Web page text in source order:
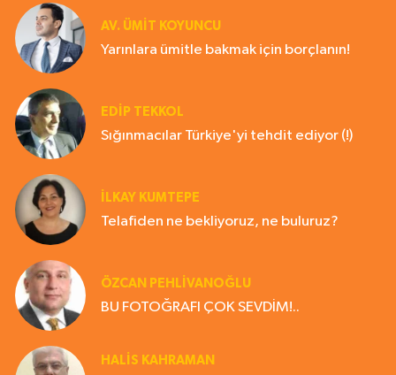
AV. ÜMIT KOYUNCU
Yarınlara ümitle bakmak için borçlanın!
EDIP TEKKOL
Sığınmacılar Türkiye'yi tehdit ediyor (!)
İLKAY KUMTEPE
Telafiden ne bekliyoruz, ne buluruz?
ÖZCAN PEHLİVANOĞLU
BU FOTOĞRAFI ÇOK SEVDİM!..
HALIS KAHRAMAN